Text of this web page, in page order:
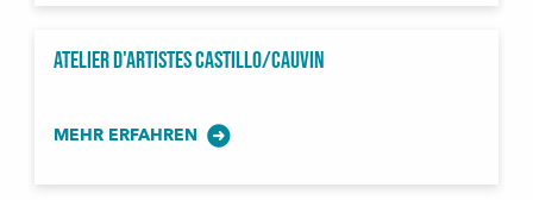
Atelier d'artistes Castillo/Cauvin
MEHR ERFAHREN